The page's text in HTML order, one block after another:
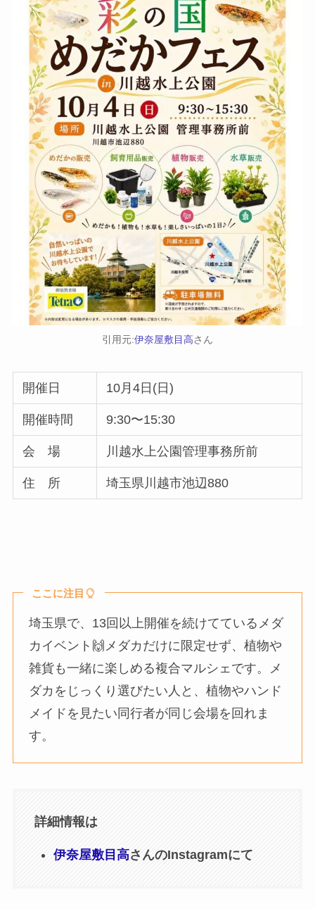
引用元:伊奈屋敷目高さん
開催日 10月4日(日)
開催時間 9:30〜15:30
会 場 川越水上公園管理事務所前
住 所 埼玉県川越市池辺880
ここに注目
埼玉県で、13回以上開催を続けてているメダ
カイベント🙌メダカだけに限定せず、植物や
雑貨も一緒に楽しめる複合マルシェです。メ
ダカをじっくり選びたい人と、植物やハンド
メイドを見たい同行者が同じ会場を回れま
す。
詳細情報は
伊奈屋敷目高さんのInstagramにて